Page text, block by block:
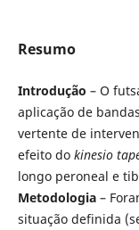
Resumo
Introdução – O
aplicação de
vertente de
efeito do kinesio
longo peroneal e
Metodologia–
situação definida